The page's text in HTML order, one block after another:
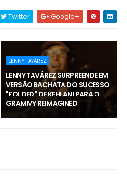
Twitter Google+
LENNY TAVÁREZ
LENNY TAVÁREZ SURPREENDE EM
VERSÃO BACHATA DO SUCESSO
"FOLDED" DE KEHLANI PARA O
GRAMMY REIMAGINED